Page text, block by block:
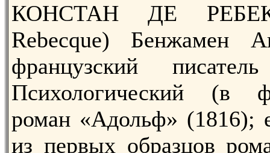
КОНСТАН ДЕ
Rebecque) Бенжамен
французский
Психологический (в
роман «Адольф» (1816);
из первых образцов